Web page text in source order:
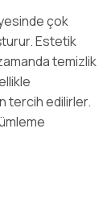
çok
Estetik
temizlik
tercih edilirler.